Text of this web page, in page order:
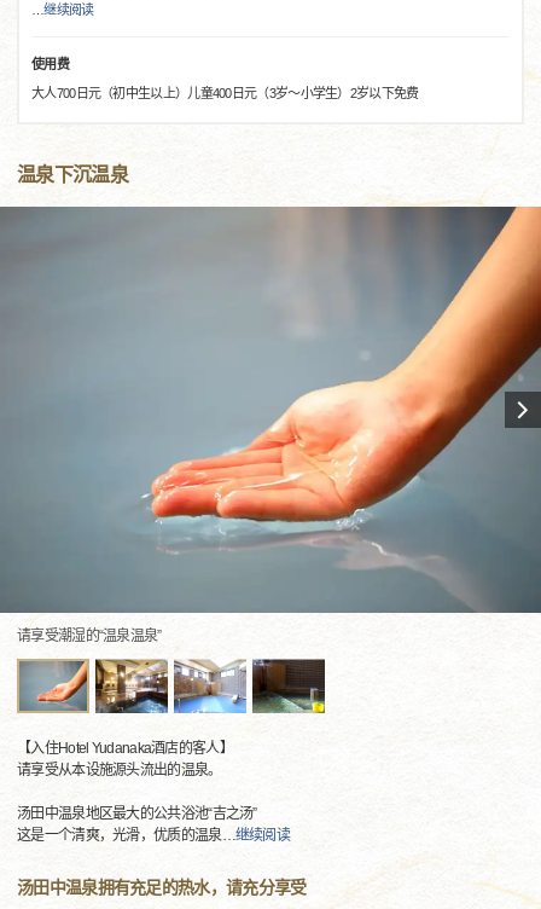
…继续阅读
使用费
大人700日元（初中生以上）儿童400日元（3岁～小学生）2岁以下免费
温泉下沉温泉
请享受潮湿的“温泉温泉”
【入住Hotel Yudanaka酒店的客人】
请享受从本设施源头流出的温泉。
汤田中温泉地区最大的公共浴池“吉之汤”
这是一个清爽，光滑，优质的温泉…继续阅读
汤田中温泉拥有充足的热水，请充分享受